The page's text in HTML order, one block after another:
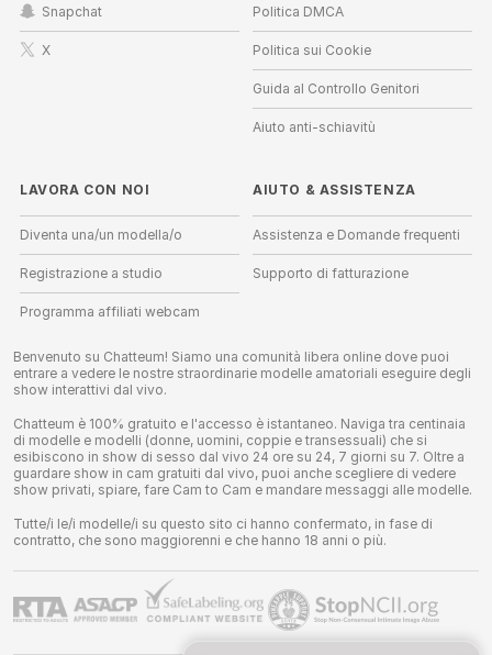
Snapchat
X
Politica DMCA
Politica sui Cookie
Guida al Controllo Genitori
Aiuto anti-schiavitù
LAVORA CON NOI
Diventa una/un modella/o
Registrazione a studio
Programma affiliati webcam
AIUTO & ASSISTENZA
Assistenza e Domande frequenti
Supporto di fatturazione
Benvenuto su Chatteum! Siamo una comunità libera online dove puoi
entrare a vedere le nostre straordinarie modelle amatoriali eseguire degli
show interattivi dal vivo.
Chatteum è 100% gratuito e l'accesso è istantaneo. Naviga tra centinaia
di modelle e modelli (donne, uomini, coppie e transessuali) che si
esibiscono in show di sesso dal vivo 24 ore su 24, 7 giorni su 7. Oltre a
guardare show in cam gratuiti dal vivo, puoi anche scegliere di vedere
show privati, spiare, fare Cam to Cam e mandare messaggi alle modelle.
Tutte/i le/i modelle/i su questo sito ci hanno confermato, in fase di
contratto, che sono maggiorenni e che hanno 18 anni o più.